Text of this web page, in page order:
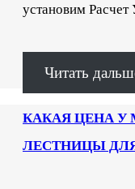
установим
Читать
КАКАЯ ЦЕНА У
ЛЕСТНИЦЫ